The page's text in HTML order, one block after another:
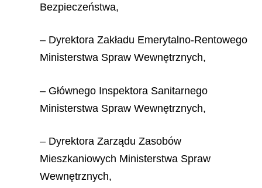
Bezpieczeństwa,
– Dyrektora Zakładu Emerytalno-Rentowego
Ministerstwa Spraw Wewnętrznych,
– Głównego Inspektora Sanitarnego
Ministerstwa Spraw Wewnętrznych,
– Dyrektora Zarządu Zasobów
Mieszkaniowych Ministerstwa Spraw
Wewnętrznych,